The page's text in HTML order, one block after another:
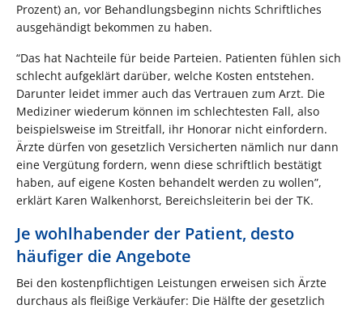
Prozent) an, vor Behandlungsbeginn nichts Schriftliches
ausgehändigt bekommen zu haben.
“Das hat Nachteile für beide Parteien. Patienten fühlen sich
schlecht aufgeklärt darüber, welche Kosten entstehen.
Darunter leidet immer auch das Vertrauen zum Arzt. Die
Mediziner wiederum können im schlechtesten Fall, also
beispielsweise im Streitfall, ihr Honorar nicht einfordern.
Ärzte dürfen von gesetzlich Versicherten nämlich nur dann
eine Vergütung fordern, wenn diese schriftlich bestätigt
haben, auf eigene Kosten behandelt werden zu wollen”,
erklärt Karen Walkenhorst, Bereichsleiterin bei der TK.
Je wohlhabender der Patient, desto
häufiger die Angebote
Bei den kostenpflichtigen Leistungen erweisen sich Ärzte
durchaus als fleißige Verkäufer: Die Hälfte der gesetzlich